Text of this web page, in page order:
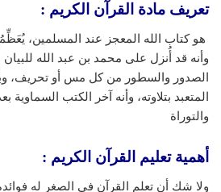
تعريف مادة القرآن الكريم :
هو كتاب الله المعجز عند المسلمين،
وأنه قد أُنزل على محمد بن عبد الله
الصدور والسطور من كل مس أو تحريف،
المتعبد بتلاوته، وأنه آخر الكتب السماوية
والتوراة
أهمية تعليم القرآن الكريم :
ولا شك أن تعلم القرآن في الصغر له